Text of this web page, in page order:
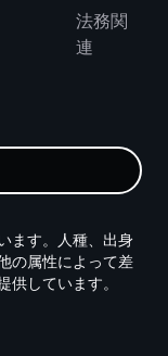
法務関
連
ます。人種、出身
の属性によって差
供しています。